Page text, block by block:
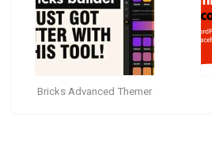
Bricks Advanced Themer